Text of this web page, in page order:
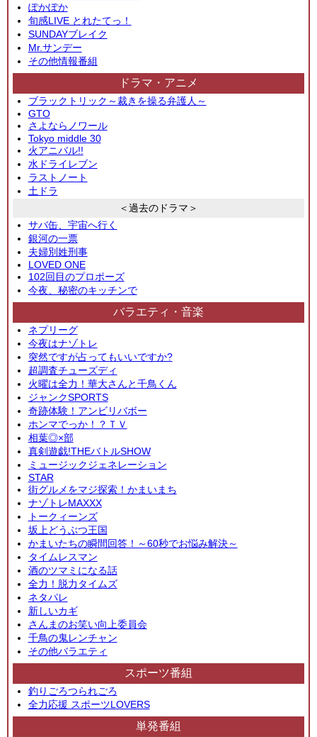
ぽかぽか
旬感LIVE とれたてっ！
SUNDAYブレイク
Mr.サンデー
その他情報番組
ドラマ・アニメ
ブラックトリック～裁きを操る弁護人～
GTO
さよならノワール
Tokyo middle 30
火アニバル!!
水ドライレブン
ラストノート
土ドラ
＜過去のドラマ＞
サバ缶、宇宙へ行く
銀河の一票
夫婦別姓刑事
LOVED ONE
102回目のプロポーズ
今夜、秘密のキッチンで
バラエティ・音楽
ネプリーグ
今夜はナゾトレ
突然ですが占ってもいいですか?
超調査チューズディ
火曜は全力！華大さんと千鳥くん
ジャンクSPORTS
奇跡体験！アンビリバボー
ホンマでっか！？ＴＶ
相葉◎×部
真剣遊戯!THEバトルSHOW
ミュージックジェネレーション
STAR
街グルメをマジ探索！かまいまち
ナゾトレMAXXX
トークィーンズ
坂上どうぶつ王国
かまいたちの瞬間回答！～60秒でお悩み解決～
タイムレスマン
酒のツマミになる話
全力！脱力タイムズ
ネタパレ
新しいカギ
さんまのお笑い向上委員会
千鳥の鬼レンチャン
その他バラエティ
スポーツ番組
釣りごろつられごろ
全力応援 スポーツLOVERS
単発番組